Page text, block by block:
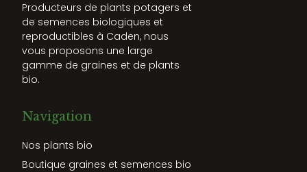
Producteurs de plants potagers et
de semences biologiques et
reproductibles à Caden, nous
vous proposons une large
gamme de graines et de plants
bio.
Navigation
Nos plants bio
Boutique graines et semences bio